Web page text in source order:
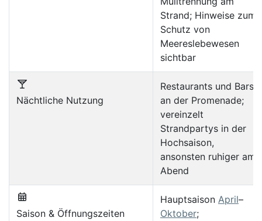
Strand; Hinweise zum
Schutz von
Meereslebewesen
sichtbar
Nächtliche Nutzung
Restaurants und Bars
an der Promenade;
vereinzelt
Strandpartys in der
Hochsaison,
ansonsten ruhiger am
Abend
Saison & Öffnungszeiten
Hauptsaison April–
Oktober;